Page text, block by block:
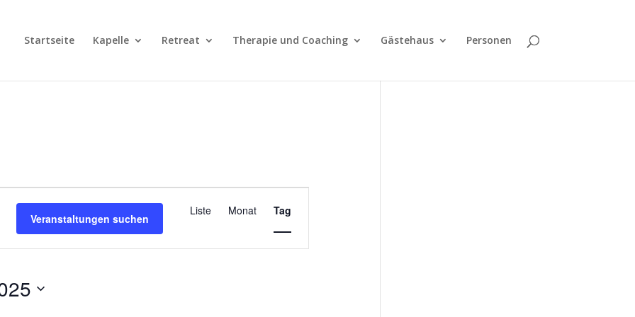
Startseite Kapelle Retreat Therapie und Coaching Gästehaus Personen
Veranstaltungen suchen
Veranstaltung
Ansichten-
Navigation
Liste Monat Tag